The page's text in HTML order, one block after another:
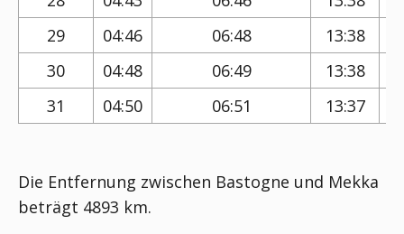
29
04:46 06:48 13:38
30
04:48 06:49 13:38
31
04:50 06:51 13:37
Die Entfernung zwischen Bastogne und Mekka
beträgt 4893 km.